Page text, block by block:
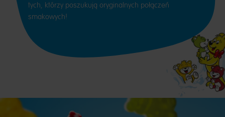
tych, którzy poszukują oryginalnych połączeń
smakowych!